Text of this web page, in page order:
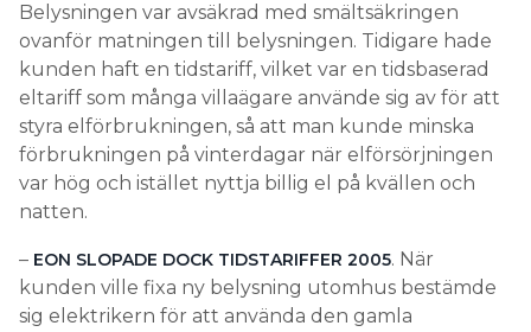
Belysningen var avsäkrad med smältsäkringen
ovanför matningen till belysningen. Tidigare hade
kunden haft en tidstariff, vilket var en tidsbaserad
eltariff som många villaägare använde sig av för att
styra elförbrukningen, så att man kunde minska
förbrukningen på vinterdagar när elförsörjningen
var hög och istället nyttja billig el på kvällen och
natten.
– EON SLOPADE DOCK TIDSTARIFFER 2005. När
kunden ville fixa ny belysning utomhus bestämde
sig elektrikern för att använda den gamla